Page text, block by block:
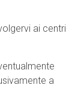
ai centri
a